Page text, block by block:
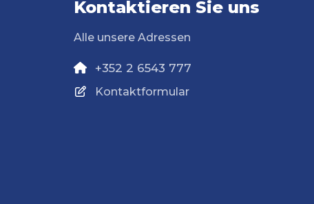
Kontaktieren Sie uns
Alle unsere Adressen
+352 2 6543 777
Kontaktformular